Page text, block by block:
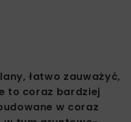
łatwo zauważyć,
to coraz bardziej
w coraz